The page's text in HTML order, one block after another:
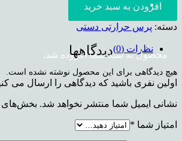
محصولبه سبد شما افزوده شد.
افزودن به سبد خرید
دسته: پرس حرارتی دستی
نظرات (0) دیدگاهها
هیچ دیدگاهی برای این محصول نوشته نشده است.
اولین نفری باشید که دیدگاهی را ارسال می کنید برای “پرس
نشانی ایمیل شما منتشر نخواهد شد. بخش‌های
امتیاز شما *